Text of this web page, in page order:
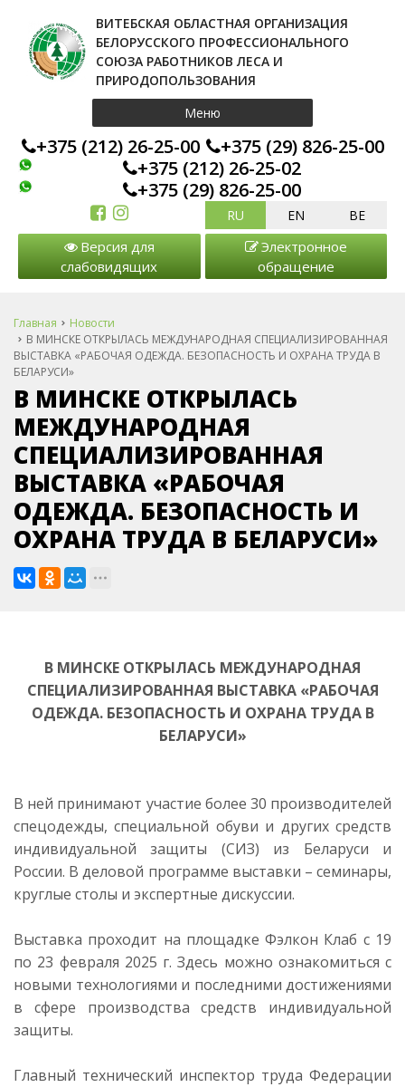
ВИТЕБСКАЯ ОБЛАСТНАЯ ОРГАНИЗАЦИЯ
БЕЛОРУССКОГО ПРОФЕССИОНАЛЬНОГО
СОЮЗА РАБОТНИКОВ ЛЕСА И
ПРИРОДОПОЛЬЗОВАНИЯ
Меню
+375 (212) 26-25-00
+375 (29) 826-25-00
+375 (212) 26-25-02
+375 (29) 826-25-00
RU EN BE
Версия для
слабовидящих
Электронное
обращение
Главная
Новости
В МИНСКЕ ОТКРЫЛАСЬ МЕЖДУНАРОДНАЯ СПЕЦИАЛИЗИРОВАННАЯ
ВЫСТАВКА «РАБОЧАЯ ОДЕЖДА. БЕЗОПАСНОСТЬ И ОХРАНА ТРУДА В
БЕЛАРУСИ»
В МИНСКЕ ОТКРЫЛАСЬ
МЕЖДУНАРОДНАЯ
СПЕЦИАЛИЗИРОВАННАЯ
ВЫСТАВКА «РАБОЧАЯ
ОДЕЖДА. БЕЗОПАСНОСТЬ И
ОХРАНА ТРУДА В БЕЛАРУСИ»
В МИНСКЕ ОТКРЫЛАСЬ МЕЖДУНАРОДНАЯ
СПЕЦИАЛИЗИРОВАННАЯ ВЫСТАВКА «РАБОЧАЯ
ОДЕЖДА. БЕЗОПАСНОСТЬ И ОХРАНА ТРУДА В
БЕЛАРУСИ»
В ней принимают участие более 30 производителей
спецодежды, специальной обуви и других средств
индивидуальной защиты (СИЗ) из Беларуси и
России. В деловой программе выставки – семинары,
круглые столы и экспертные дискуссии.
Выставка проходит на площадке Фэлкон Клаб с 19
по 23 февраля 2025 г. Здесь можно ознакомиться с
новыми технологиями и последними достижениями
в сфере производства средств индивидуальной
защиты.
Главный технический инспектор труда Федерации